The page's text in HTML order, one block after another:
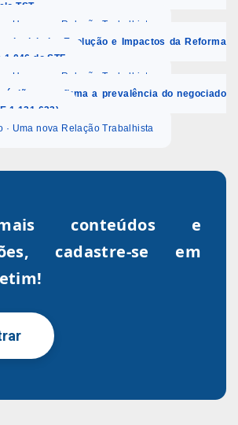
TST
· Uma nova Relação Trabalhista
o legislado: Evolução e Impactos da Reforma
1.046 do STF
· Uma nova Relação Trabalhista
que afirma a prevalência do negociado
1.121.633)
· Uma nova Relação Trabalhista
conteúdos e
cadastre-se em